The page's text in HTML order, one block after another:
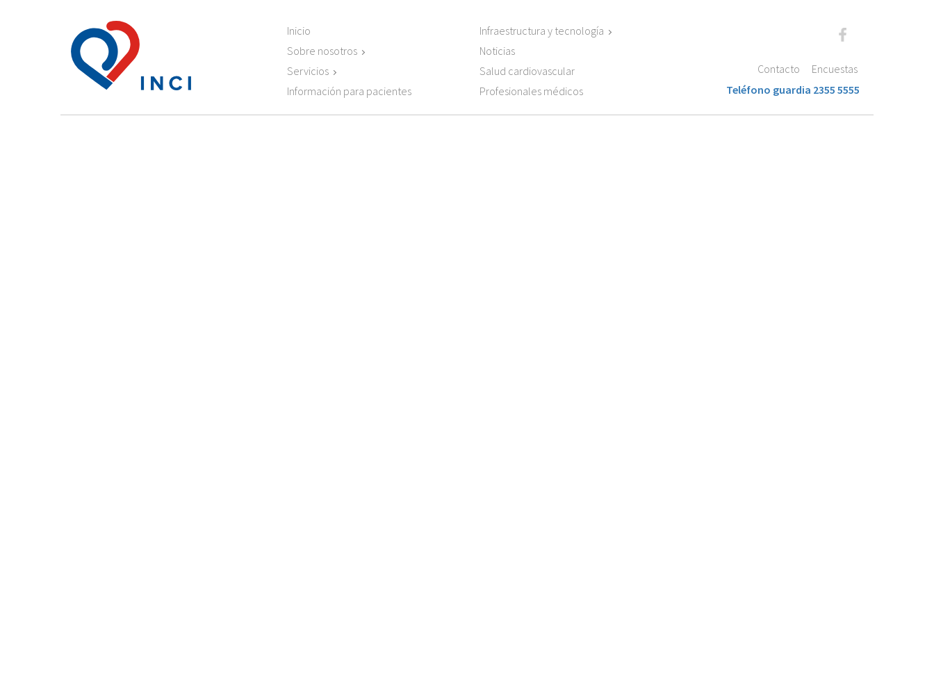
Inicio
Sobre nosotros
Servicios
Información para pacientes
Infraestructura y tecnología
Noticias
Salud cardiovascular
Profesionales médicos
Contacto
Encuestas
Teléfono guardia 2355 5555